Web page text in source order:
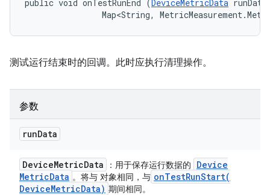
public void onTestRunEnd ( DeviceMetricData
Map<String,
测试运行结束时的回调。此时应执行清理操作。
参数
runData
DeviceMetricData ：用于保存运行数据的
Device
MetricData 。将与 对象相同，与 onTestRunStart(
DeviceMetricData) 期间相同。